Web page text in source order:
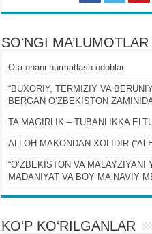
SOʻNGI MA’LUMOTLAR
Ota-onani hurmatlash odoblari
“BUXORIY, TERMIZIY VA
BERGAN OʻZBEKISTON
TAʼMAGIRLIK – TUBANLIKKA
ALLOH MAKONDAN XOLIDIR (“Al-
“OʻZBEKISTON VA MALAYZIYANI
MADANIYAT VA BOY MAʼNAVIY
KO‘P KO‘RILGANLAR